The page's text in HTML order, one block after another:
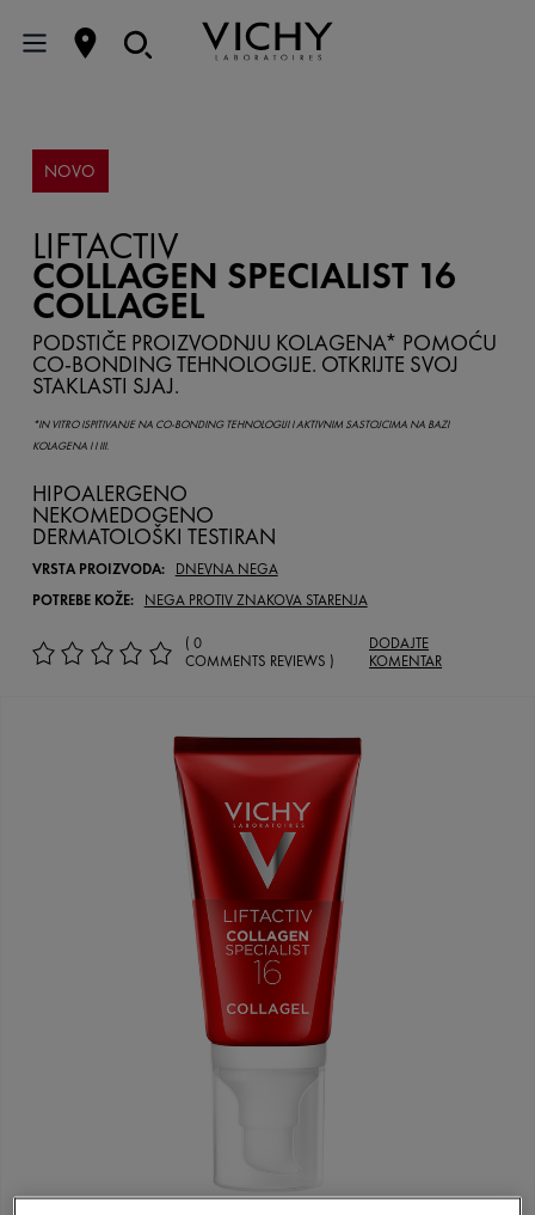
NOVO
LIFTACTIV
COLLAGEN SPECIALIST 16
COLLAGEL
PODSTIČE PROIZVODNJU KOLAGENA* POMOĆU
CO-BONDING TEHNOLOGIJE. OTKRIJTE SVOJ
STAKLASTI SJAJ.
*IN VITRO ISPITIVANJE NA CO-BONDING TEHNOLOGIJI I AKTIVNIM SASTOJCIMA NA BAZI
KOLAGENA I I III.
HIPOALERGENO
NEKOMEDOGENO
DERMATOLOŠKI TESTIRAN
VRSTA PROIZVODA:
DNEVNA NEGA
POTREBE KOŽE:
NEGA PROTIV ZNAKOVA STARENJA
( 0
COMMENTS REVIEWS )
DODAJTE
KOMENTAR